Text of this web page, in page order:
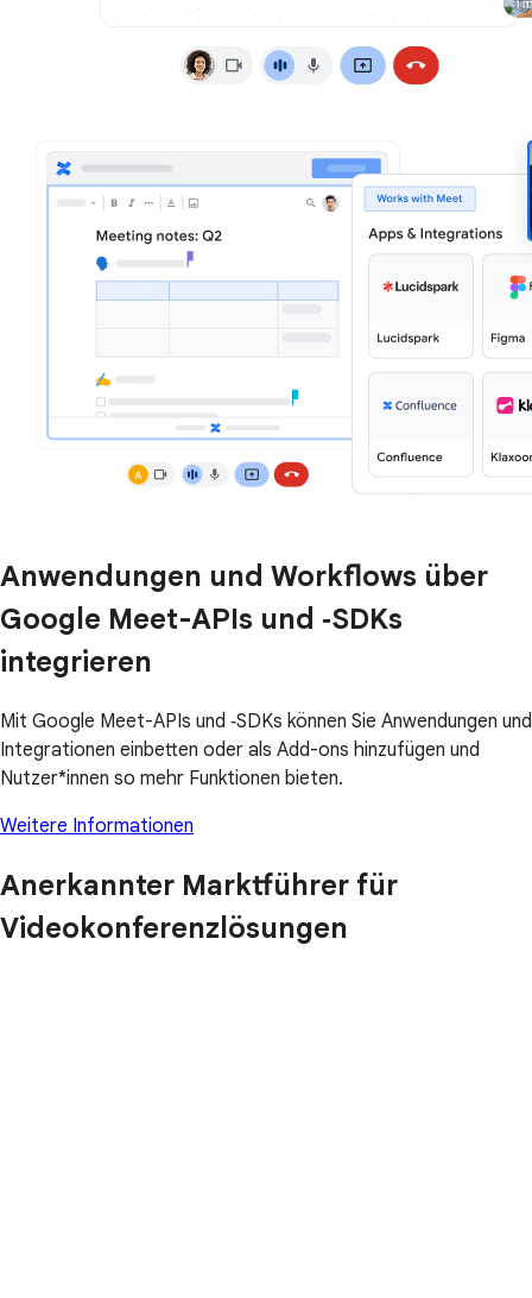
Anwendungen und Workflows über
Google Meet-APIs und ‑SDKs
integrieren
Mit Google Meet-APIs und ‑SDKs können Sie Anwendungen und
Integrationen einbetten oder als Add-ons hinzufügen und
Nutzer*innen so mehr Funktionen bieten.
Weitere Informationen
Anerkannter Marktführer für
Videokonferenzlösungen